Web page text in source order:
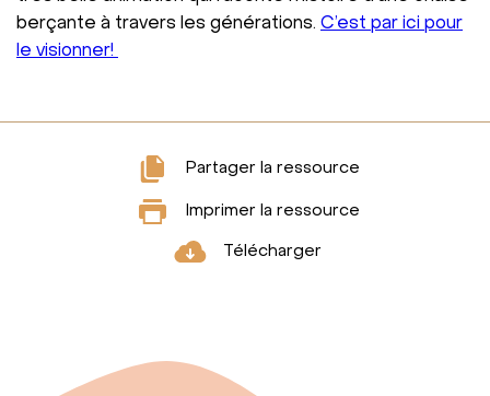
berçante à travers les générations. C’est par ici pour
le visionner!
Partager la ressource
Imprimer la ressource
Télécharger